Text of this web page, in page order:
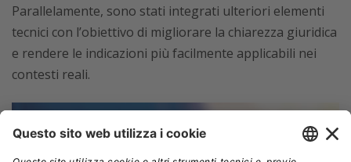
Parallelamente, sono stati integrati ulteriori elementi
tecnici con l’obiettivo di migliorare la chiarezza giuridica
e rendere le indicazioni più facilmente applicabili nei
contesti reali.